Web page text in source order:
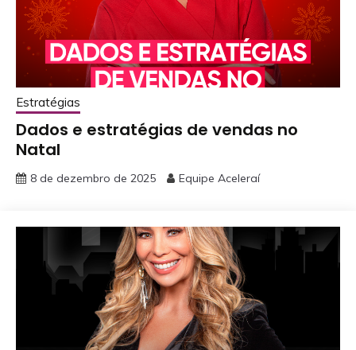
Estratégias
Dados e estratégias de vendas no
Natal
8 de dezembro de 2025 Equipe Aceleraí